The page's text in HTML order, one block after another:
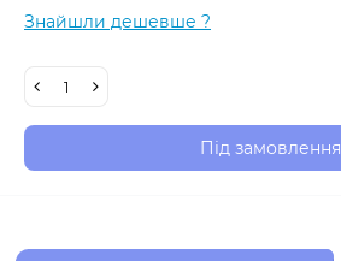
Знайшли дешевше ?
Під замовлення